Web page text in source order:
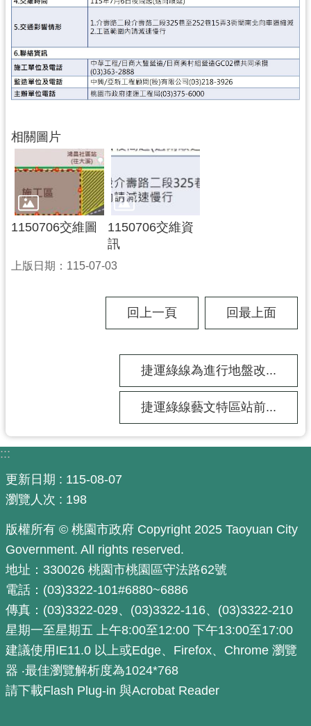
告
務
資
訊
程
進
度
廉
政
平
政
訊
錄
回
首
頁
網
站
導
覽
市
政
信
箱
相關圖片
1150706交維圖
1150706交維資
訊
上版日期：115-07-03
回上一頁 回最上面
捷運綠線為進行地盤改...
捷運綠線藝文特區站前...
:::
更新日期
115-08-07
瀏覽人次
198
版權所有 © 桃園市政府 Copyright 2025 Taoyuan City
Government. All rights reserved.
地址：330026 桃園市桃園區守法路62號
電話：(03)3322-101#6880~6886
傳真：(03)3322-029、(03)3322-116、(03)3322-210
星期一至星期五 上午8:00至12:00 下午13:00至17:00
建議使用IE11.0 以上或Edge、Firefox、Chrome 瀏覽
器 ‧最佳瀏覽解析度為1024*768
請下載Flash Plug-in 與Acrobat Reader